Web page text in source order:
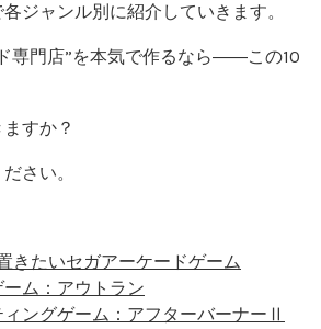
ジャンル別に紹介していきます。
専門店”を本気で作るなら――この10
すか？
さい。
きたいセガアーケードゲーム
ーム：アウトラン
ィングゲーム：アフターバーナーⅡ